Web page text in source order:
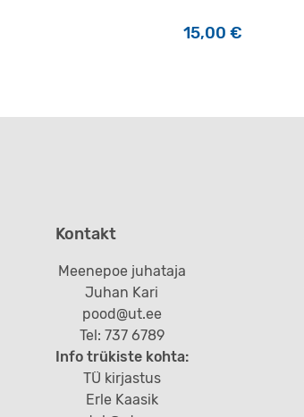
15,00 €
Kontakt
Meenepoe juhataja
Juhan Kari
pood@ut.ee
Tel: 737 6789
Info trükiste kohta:
TÜ kirjastus
Erle Kaasik